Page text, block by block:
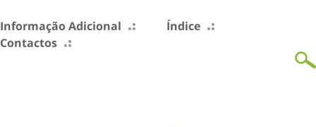
Informação Adicional
Índice
Contactos